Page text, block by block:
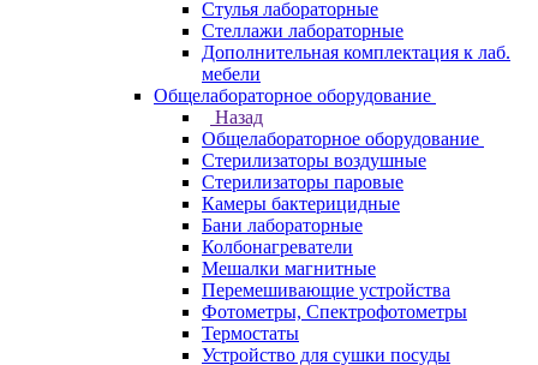
Стулья лабораторные
Стеллажи лабораторные
Дополнительная комплектация к лаб.
мебели
Общелабораторное оборудование
Назад
Общелабораторное оборудование
Стерилизаторы воздушные
Стерилизаторы паровые
Камеры бактерицидные
Бани лабораторные
Колбонагреватели
Мешалки магнитные
Перемешивающие устройства
Фотометры, Спектрофотометры
Термостаты
Устройство для сушки посуды